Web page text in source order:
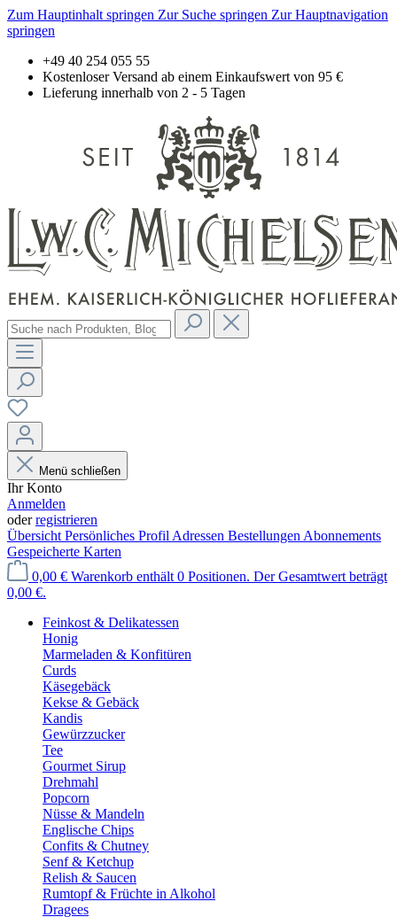
Zum Hauptinhalt springen Zur Suche springen Zur Hauptnavigation
springen
+49 40 254 055 55
Kostenloser Versand ab einem Einkaufswert von 95 €
Lieferung innerhalb von 2 - 5 Tagen
Menü schließen
Ihr Konto
Anmelden
oderregistrieren
Übersicht Persönliches Profil Adressen Bestellungen Abonnements
Gespeicherte Karten
0,00 € Warenkorb enthält 0 Positionen. Der Gesamtwert beträgt
0,00 €.
Feinkost & Delikatessen
Honig
Marmeladen & Konfitüren
Curds
Käsegebäck
Kekse & Gebäck
Kandis
Gewürzzucker
Tee
Gourmet Sirup
Drehmahl
Popcorn
Nüsse & Mandeln
Englische Chips
Confits & Chutney
Senf & Ketchup
Relish & Saucen
Rumtopf & Früchte in Alkohol
Dragees